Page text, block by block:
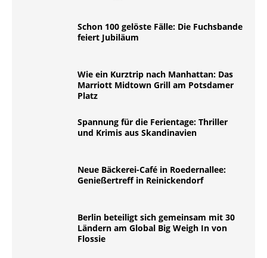
Schon 100 gelöste Fälle: Die Fuchsbande
feiert Jubiläum
Wie ein Kurztrip nach Manhattan: Das
Marriott Midtown Grill am Potsdamer
Platz
Spannung für die Ferientage: Thriller
und Krimis aus Skandinavien
Neue Bäckerei-Café in Roedernallee:
Genießertreff in Reinickendorf
Berlin beteiligt sich gemeinsam mit 30
Ländern am Global Big Weigh In von
Flossie